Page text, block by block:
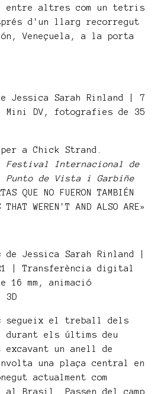
entre altres com un tetris
d'un llarg recorregut
Veneçuela, a la porta
Jessica Sarah Rinland | 7
Mini DV, fotografies de 35
a Chick Strand.
Festival Internacional de
Punto de Vista i Garbiñe
QUE NO FUERON TAMBIÉN
THAT WEREN'T AND ALSO ARE»
de Jessica Sarah Rinland |
| Transferència digital
16 mm, animació
3D
segueix el treball dels
durant els últims deu
excavant un anell de
una plaça central en
actualment com
Brasil. Passen del camp